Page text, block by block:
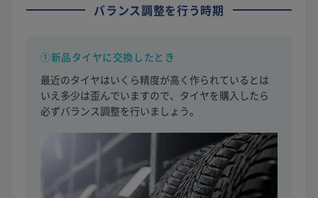
バランス調整を行う時期
①新品タイヤに交換したとき
最近のタイヤはいくら精度が高く作られているとは
いえ多少は歪んでいますので、タイヤを購入したら
必ずバランス調整を行いましょう。